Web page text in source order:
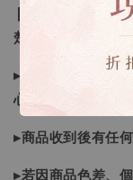
❙ 本賣場不接受下
楚）❙
▸商品皆由日本、
心購買唷
▸商品收到後有任
▸若因商品色差、